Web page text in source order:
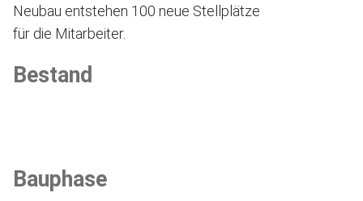
Neubau entstehen 100 neue Stellplätze
für die Mitarbeiter.
Bestand
Bauphase